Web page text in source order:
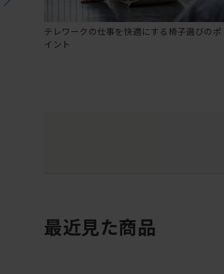
テレワークの仕事を快適にする椅子選びのポ
イント
最近見た商品